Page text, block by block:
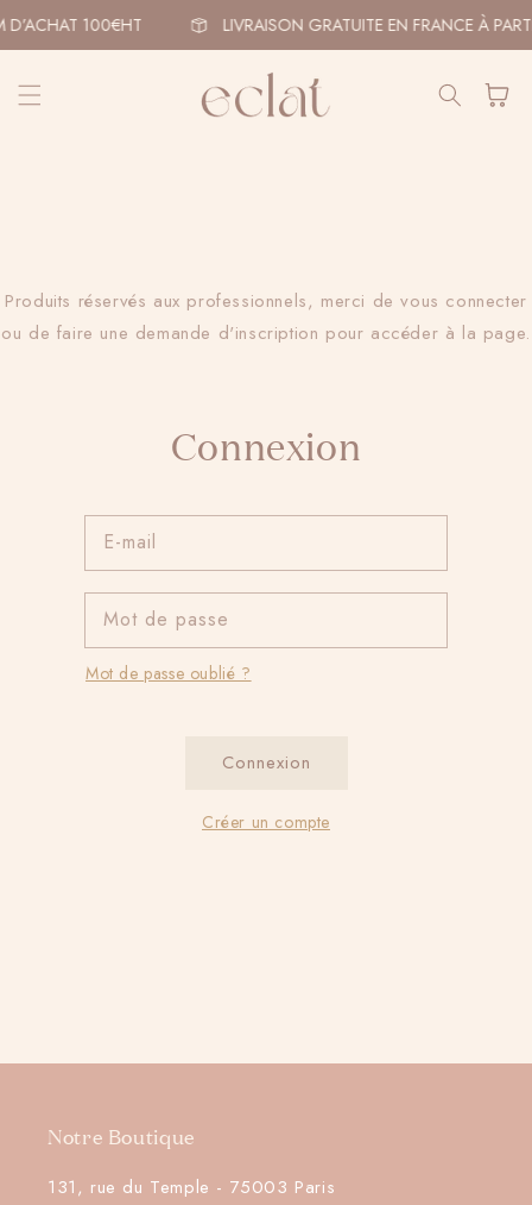
passer
au
D’ACHAT 100€HT LIVRAISON GRATUITE EN FRANCE À
Panier
Produits réservés aux professionnels, merci de vous connecter
ou de faire une demande d'inscription pour accéder à la page.
Connexion
E-mail
Mot de passe
Mot de passe oublié ?
Connexion
Créer un compte
Notre Boutique
131, rue du Temple - 75003 Paris